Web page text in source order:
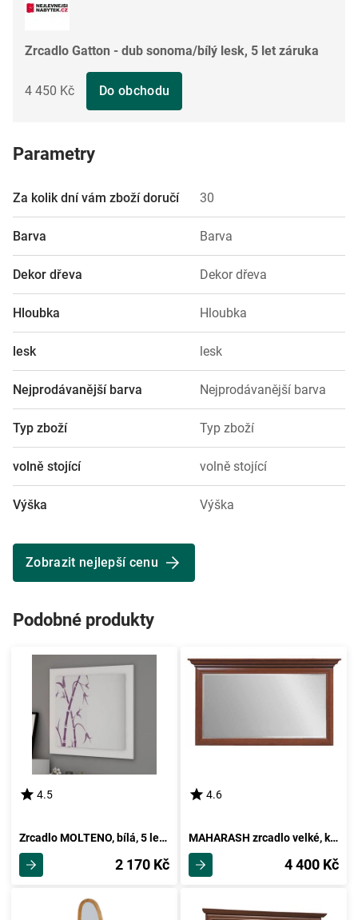
Zrcadlo Gatton - dub sonoma/bílý lesk, 5 let záruka
4 450 Kč Do obchodu
Parametry
Za kolik dní vám zboží doručí 30
Barva Barva
Dekor dřeva Dekor dřeva
Hloubka Hloubka
lesk lesk
Nejprodávanější barva Nejprodávanější barva
Typ zboží Typ zboží
volně stojící volně stojící
Výška Výška
Zobrazit nejlepší cenu
Podobné produkty
4.5
Zrcadlo MOLTENO, bílá, 5 let záruka
2 170 Kč
4.6
MAHARASH zrcadlo velké, kaštan, 5 let záruka
4 400 Kč